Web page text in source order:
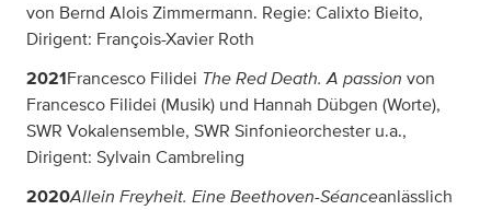
von Bernd Alois Zimmermann. Regie: Calixto Bieito,
Dirigent: François-Xavier Roth
2021Francesco Filidei The Red Death. A passion von
Francesco Filidei (Musik) und Hannah Dübgen (Worte),
SWR Vokalensemble, SWR Sinfonieorchester u.a.,
Dirigent: Sylvain Cambreling
2020Allein Freyheit. Eine Beethoven-Séanceanlässlich